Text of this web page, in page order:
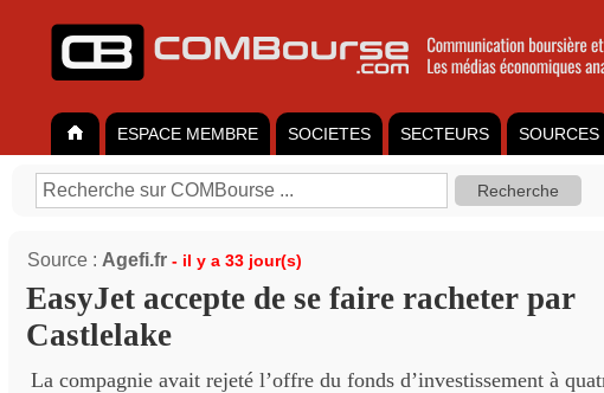
ESPACE MEMBRE SOCIETES SECTEURS SOURCES
Source : Agefi.fr - il y a 33 jour(s)
EasyJet accepte de se faire racheter par
Castlelake
La compagnie avait rejeté l’offre du fonds d’investissement à